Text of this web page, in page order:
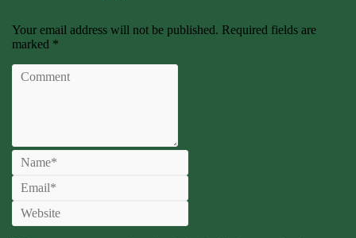
Your email address will not be published. Required fields are
marked *